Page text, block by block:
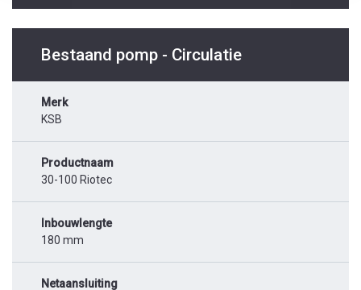
Bestaand pomp - Circulatie
Merk
KSB
Productnaam
30-100 Riotec
Inbouwlengte
180 mm
Netaansluiting